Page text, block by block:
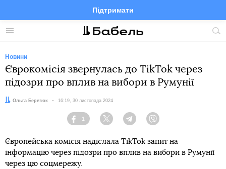
Меню
Підтримати
FacebookTelegramTwitter
Новини
Єврокомісія звернулась до TikTok через
підозри про вплив на вибори в Румунії
Автор:
Ольга Березюк Дата:
16:19, 30 листопада 2024
Facebook
1
Twitter TelegramViber
Європейська комісія надіслала TikTok запит на
інформацію через підозри про вплив на вибори в Румунії
через цю соцмережу.